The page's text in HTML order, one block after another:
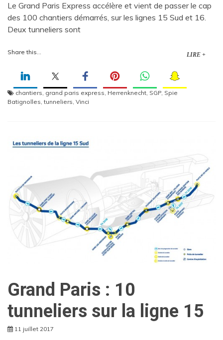
Le Grand Paris Express accélère et vient de passer le cap
des 100 chantiers démarrés, sur les lignes 15 Sud et 16.
Deux tunneliers sont
Share this... LIRE +
chantiers, grand paris express, Herrenknecht, SGP, Spie
Batignolles,tunneliers, Vinci
Grand Paris : 10
tunneliers sur la ligne 15
11 juillet 2017